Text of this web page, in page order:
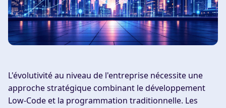
L'évolutivité au niveau de l'entreprise nécessite une
approche stratégique combinant le développement
Low-Code et la programmation traditionnelle. Les